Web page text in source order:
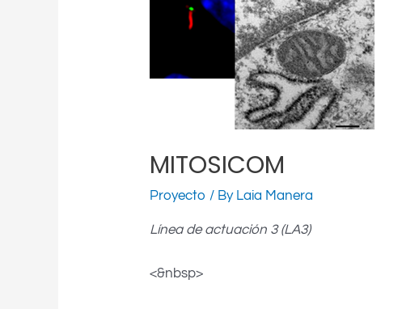
MITOSICOM
Proyecto / By Laia Manera
Línea de actuación 3 (LA3)
<&nbsp>